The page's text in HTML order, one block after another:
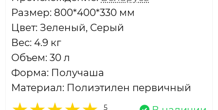
Размер: 800*400*330 мм
Цвет: Зеленый, Серый
Вес: 4.9 кг
Объем: 30 л
Форма: Получаша
Материал: Полиэтилен первичный
5